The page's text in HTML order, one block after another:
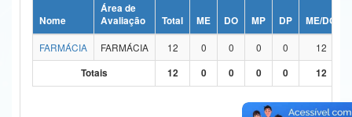
Ministério da Ciência, Tecnologia, Inovações e Comunicações
Ministério do Meio Ambiente
Nome
Área de
Avaliação
Total ME DO MP DP ME/DO
FARMÁCIA
FARMÁCIA 12 0 0 0 0
12
Totais
12 0 0 0 0 12